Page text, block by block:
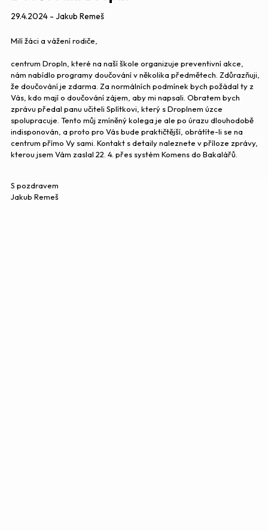
29.4.2024 - Jakub Remeš
Milí žáci a vážení rodiče,
centrum DropIn, které na naší škole organizuje preventivní akce,
nám nabídlo programy doučování v několika předmětech. Zdůrazňuji,
že doučování je zdarma. Za normálních podmínek bych požádal ty z
Vás, kdo mají o doučování zájem, aby mi napsali. Obratem bych
zprávu předal panu učiteli Splítkovi, který s DropInem úzce
spolupracuje. Tento můj zmíněný kolega je ale po úrazu dlouhodobě
indisponován, a proto pro Vás bude praktičtější, obrátíte-li se na
centrum přímo Vy sami. Kontakt s detaily naleznete v příloze zprávy,
kterou jsem Vám zaslal 22. 4. přes systém Komens do Bakalářů.
S pozdravem
Jakub Remeš